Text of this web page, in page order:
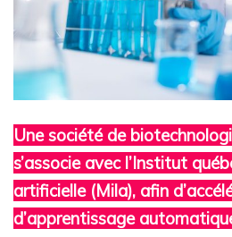
Une société de
s’associe avec l’Institut
artificielle (Mila), afin
d’apprentissage